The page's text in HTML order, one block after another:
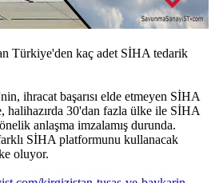
Türkiye'den kaç adet SİHA tedarik
ihracat başarısı elde etmeyen SİHA
halihazırda 30'dan fazla ülke ile SİHA
anlaşma imzalamış durunda.
SİHA platformunu kullanacak
oluyor.